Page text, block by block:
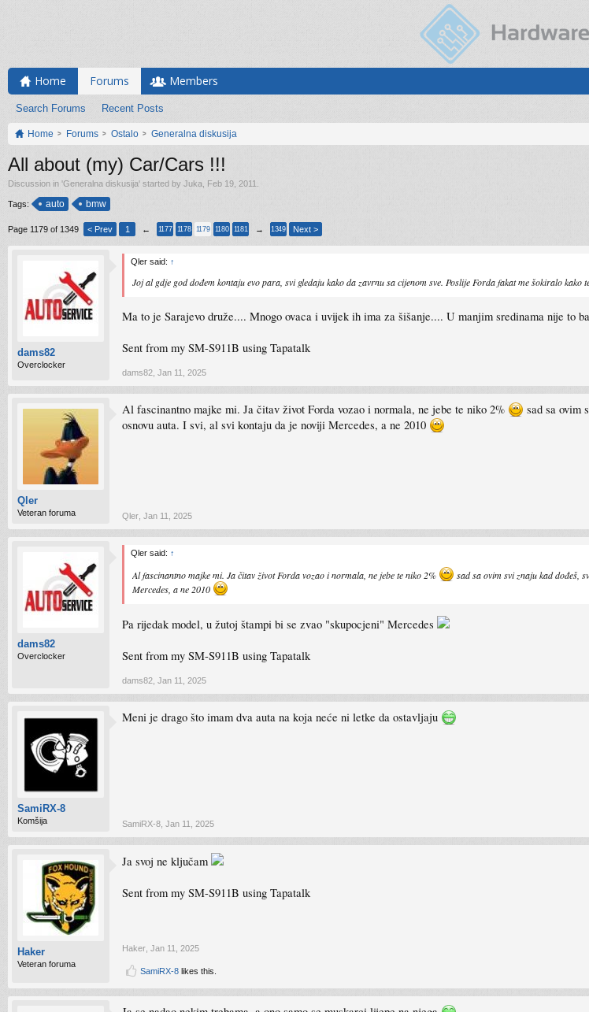
Home Forums
Search Forums Recent Posts
Members
Home Forums Ostalo Generalna diskusija
All about (my) Car/Cars !!!
Discussion in 'Generalna diskusija' started by Juka Feb 19, 2011
Tags: auto bmw
Page 1179 of 1349 < Prev 1 ← 1177 1178 1179 1180 1181 → 1349 Next >
dams82
Overclocker
Qler said: ↑
Joj al gdje god dođem kontaju evo para, svi gledaju kako da zavrnu sa cijenom sve. Poslije Forda fakat me šokiralo
Ma to je Sarajevo druže.... Mnogo ovaca i uvijek ih ima za šišanje.... U manjim sredinama nije to
Sent from my SM-S911B using Tapatalk
dams82 Jan 11, 2025
Qler
Veteran foruma
Al fascinantno majke mi. Ja čitav život Forda vozao i normala, ne jebe te niko 2%
sad sa ovim
osnovu auta. I svi, al svi kontaju da je noviji Mercedes, a ne 2010
Qler Jan 11, 2025
dams82
Overclocker
Qler said: ↑
Al fascinantno majke mi. Ja čitav život Forda vozao i normala, ne jebe te niko 2%
sad sa ovim svi znaju kad dođeš,
Mercedes, a ne 2010
Pa rijedak model, u žutoj štampi bi se zvao "skupocjeni" Mercedes
Sent from my SM-S911B using Tapatalk
dams82 Jan 11, 2025
SamiRX-8
Komšija
Meni je drago što imam dva auta na koja neće ni letke da ostavljaju
SamiRX-8 Jan 11, 2025
Haker
Veteran foruma
Ja svoj ne ključam
Sent from my SM-S911B using Tapatalk
Haker Jan 11, 2025
SamiRX-8 likes this.